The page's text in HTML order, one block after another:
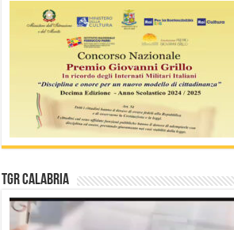
TGR Calabria
Video
Player